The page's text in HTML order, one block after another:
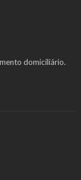
domiciliário.